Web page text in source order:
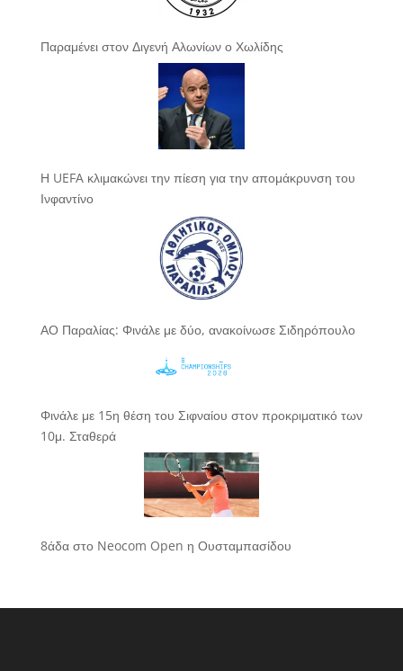
Παραμένει στον Διγενή Αλωνίων ο Χωλίδης
Η UEFA κλιμακώνει την πίεση για την απομάκρυνση του
Ινφαντίνο
ΑΟ Παραλίας: Φινάλε με δύο, ανακοίνωσε Σιδηρόπουλο
Φινάλε με 15η θέση του Σιφναίου στον προκριματικό των
10μ. Σταθερά
8άδα στο Neocom Open η Ουσταμπασίδου